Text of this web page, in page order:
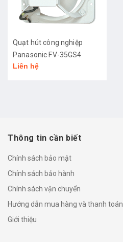
Quạt hút công nghiệp
Panasonic FV-35GS4
Liên hệ
Thông tin cần biết
Chính sách bảo mật
Chính sách bảo hành
Chính sách vận chuyển
Hướng dẫn mua hàng và thanh toán
Giới thiệu